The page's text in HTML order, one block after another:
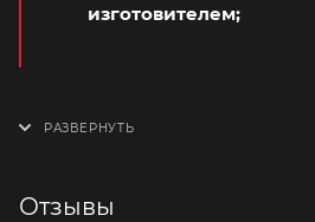
изготовителем;
Отзывы